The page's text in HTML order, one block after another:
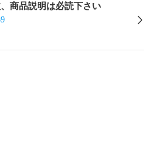
商品説明は必読下さい